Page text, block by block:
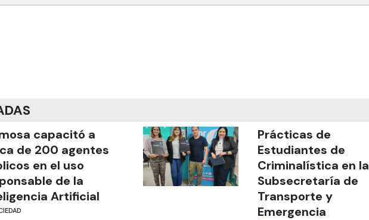
capacitó a
de 200 agentes
en el uso
de la
Artificial
Prácticas de
Estudiantes de
Criminalística en la
Subsecretaría de
Transporte y
Emergencia